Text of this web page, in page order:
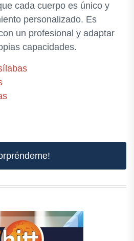
cada cuerpo es único y
personalizado. Es
un profesional y adaptar
capacidades.